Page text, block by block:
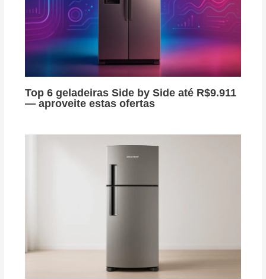
Top 6 geladeiras Side by Side até R$9.911
— aproveite estas ofertas